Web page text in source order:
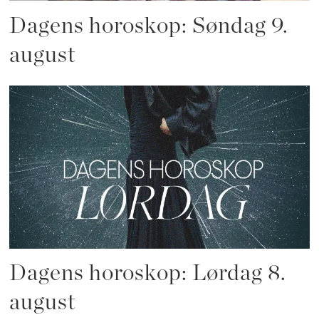
Dagens horoskop: Søndag 9.
august
Dagens horoskop: Lørdag 8.
august